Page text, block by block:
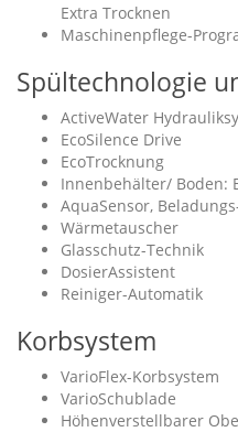
Extra Trocknen
Maschinenpflege-
Spültechnologie
ActiveWater
EcoSilence Drive
EcoTrocknung
Innenbehälter/ Boden:
AquaSensor,
Wärmetauscher
Glasschutz-Technik
DosierAssistent
Reiniger-Automatik
Korbsystem
VarioFlex-Korbsystem
VarioSchublade
Höhenverstellbarer